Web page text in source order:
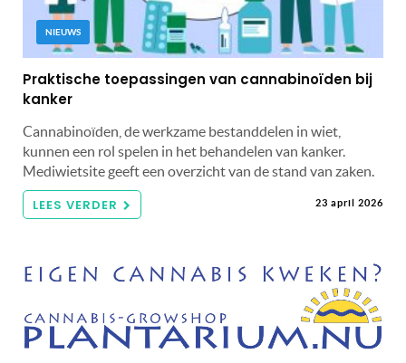
NIEUWS
Praktische toepassingen van cannabinoïden bij
kanker
Cannabinoïden, de werkzame bestanddelen in wiet,
kunnen een rol spelen in het behandelen van kanker.
Mediwietsite geeft een overzicht van de stand van zaken.
LEES VERDER 23 april 2026